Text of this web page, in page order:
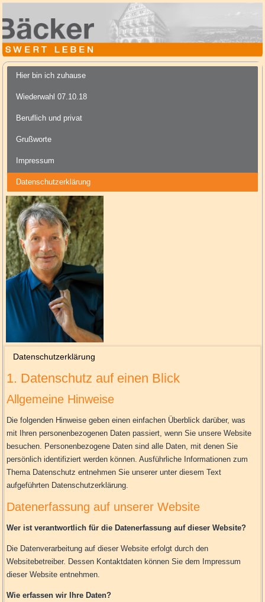
Hier bin ich zuhause
Wiederwahl 07.10.18
Beruflich und privat
Grußworte
Impressum
Datenschutzerklärung
Datenschutzerklärung
1. Datenschutz auf einen Blick
Allgemeine Hinweise
Die folgenden Hinweise geben einen einfachen Überblick darüber, was
mit Ihren personenbezogenen Daten passiert, wenn Sie unsere Website
besuchen. Personenbezogene Daten sind alle Daten, mit denen Sie
persönlich identifiziert werden können. Ausführliche Informationen zum
Thema Datenschutz entnehmen Sie unserer unter diesem Text
aufgeführten Datenschutzerklärung.
Datenerfassung auf unserer Website
Wer ist verantwortlich für die Datenerfassung auf dieser Website?
Die Datenverarbeitung auf dieser Website erfolgt durch den
Websitebetreiber. Dessen Kontaktdaten können Sie dem Impressum
dieser Website entnehmen.
Wie erfassen wir Ihre Daten?